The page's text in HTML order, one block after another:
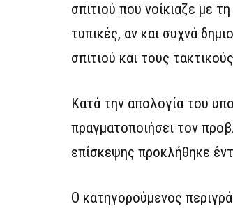
σπιτιού που νοίκιαζε με
τυπικές, αν και συχνά
σπιτιού και τους
Κατά την απολογία του
πραγματοποιήσει τον
επίσκεψης προκλήθηκε
Ο κατηγορούμενος